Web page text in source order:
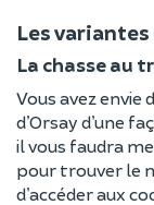
Les
La chasse au
Vous avez envie
d’Orsay d’une
il vous faudra
pour trouver le
d’accéder aux